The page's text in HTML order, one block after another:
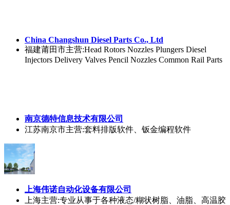
China Changshun Diesel Parts Co., Ltd
福建莆田市主营:Head Rotors Nozzles Plungers Diesel
Injectors Delivery Valves Pencil Nozzles Common Rail Parts
南京德特信息技术有限公司
江苏南京市主营:套料排版软件、钣金编程软件
上海伟诺自动化设备有限公司
上海主营:专业从事于各种液态/糊状树脂、油脂、高温胶